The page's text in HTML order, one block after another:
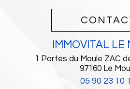
IMMOVITAL LE
1 Portes du Moule ZAC
97160 Le
05 90 23 10